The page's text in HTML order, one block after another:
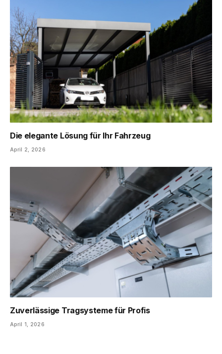
Die elegante Lösung für Ihr Fahrzeug
April 2, 2026
Zuverlässige Tragsysteme für Profis
April 1, 2026